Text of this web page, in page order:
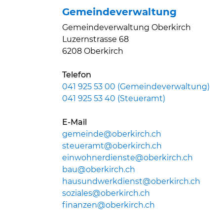
Gemeindeverwaltung
Gemeindeverwaltung Oberkirch
Luzernstrasse 68
6208 Oberkirch
Telefon
041 925 53 00 (Gemeindeverwaltung)
041 925 53 40 (Steueramt)
E-Mail
gemeinde@oberkirch.ch
steueramt@oberkirch.ch
einwohnerdienste@oberkirch.ch
bau@oberkirch.ch
hausundwerkdienst@oberkirch.ch
soziales@oberkirch.ch
finanzen@oberkirch.ch